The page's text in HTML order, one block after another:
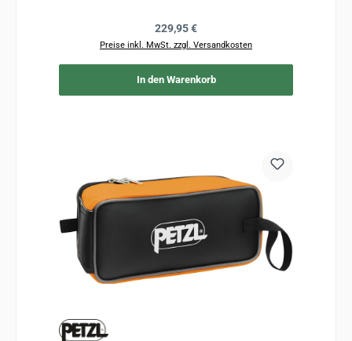
Regulärer Preis:
229,95 €
Preise inkl. MwSt. zzgl. Versandkosten
In den Warenkorb